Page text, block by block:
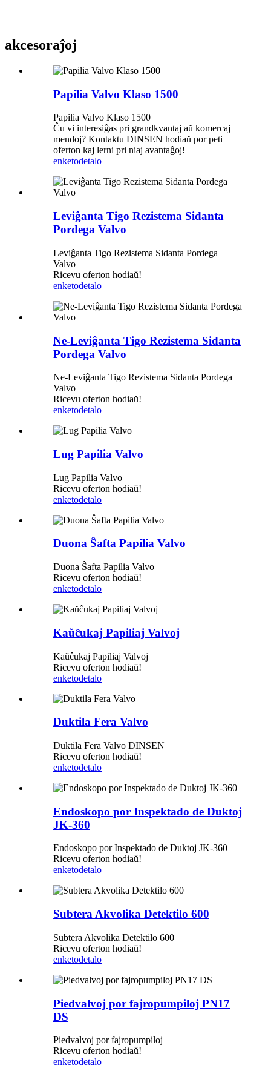
akcesoraĵoj
Papilia Valvo Klaso 1500
Papilia Valvo Klaso 1500
Ĉu vi interesiĝas pri grandkvantaj aŭ komercaj
mendoj? Kontaktu DINSEN hodiaŭ por peti
oferton kaj lerni pri niaj avantaĝoj!
enketodetalo
Leviĝanta Tigo Rezistema Sidanta
Pordega Valvo
Leviĝanta Tigo Rezistema Sidanta Pordega
Valvo
Ricevu oferton hodiaŭ!
enketodetalo
Ne-Leviĝanta Tigo Rezistema Sidanta
Pordega Valvo
Ne-Leviĝanta Tigo Rezistema Sidanta Pordega
Valvo
Ricevu oferton hodiaŭ!
enketodetalo
Lug Papilia Valvo
Lug Papilia Valvo
Ricevu oferton hodiaŭ!
enketodetalo
Duona Ŝafta Papilia Valvo
Duona Ŝafta Papilia Valvo
Ricevu oferton hodiaŭ!
enketodetalo
Kaŭĉukaj Papiliaj Valvoj
Kaŭĉukaj Papiliaj Valvoj
Ricevu oferton hodiaŭ!
enketodetalo
Duktila Fera Valvo
Duktila Fera Valvo DINSEN
Ricevu oferton hodiaŭ!
enketodetalo
Endoskopo por Inspektado de Duktoj
JK-360
Endoskopo por Inspektado de Duktoj JK-360
Ricevu oferton hodiaŭ!
enketodetalo
Subtera Akvolika Detektilo 600
Subtera Akvolika Detektilo 600
Ricevu oferton hodiaŭ!
enketodetalo
Piedvalvoj por fajropumpiloj PN17
DS
Piedvalvoj por fajropumpiloj
Ricevu oferton hodiaŭ!
enketodetalo